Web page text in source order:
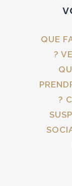
QUE
?
?